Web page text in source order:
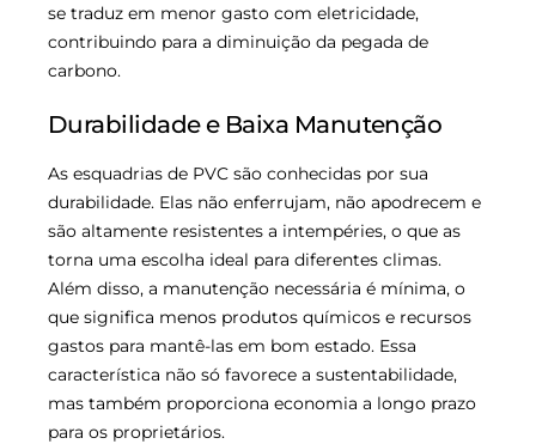
se traduz em menor gasto com eletricidade,
contribuindo para a diminuição da pegada de
carbono.
Durabilidade e Baixa Manutenção
As esquadrias de PVC são conhecidas por sua
durabilidade. Elas não enferrujam, não apodrecem e
são altamente resistentes a intempéries, o que as
torna uma escolha ideal para diferentes climas.
Além disso, a manutenção necessária é mínima, o
que significa menos produtos químicos e recursos
gastos para mantê-las em bom estado. Essa
característica não só favorece a sustentabilidade,
mas também proporciona economia a longo prazo
para os proprietários.